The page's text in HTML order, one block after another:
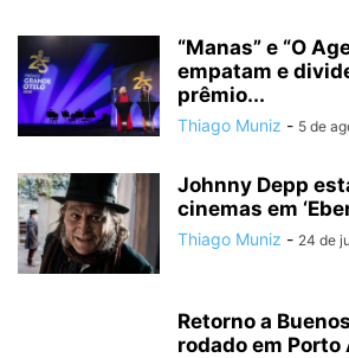
“Manas” e “O
empatam e
prêmio...
Thiago Muniz - 5 de
Johnny Depp
cinemas em
Thiago Muniz - 24 de
Retorno a
rodado em Porto